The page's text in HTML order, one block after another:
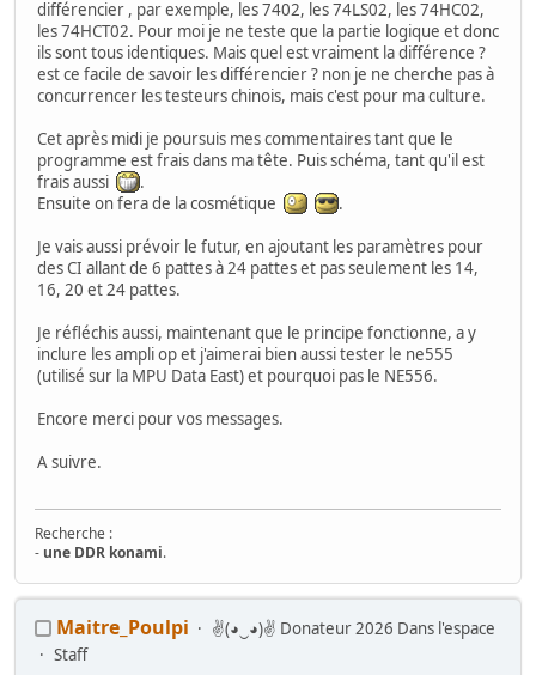
différencier , par exemple, les 7402, les 74LS02, les 74HC02,
les 74HCT02. Pour moi je ne teste que la partie logique et donc
ils sont tous identiques. Mais quel est vraiment la différence ?
est ce facile de savoir les différencier ? non je ne cherche pas à
concurrencer les testeurs chinois, mais c'est pour ma culture.
Cet après midi je poursuis mes commentaires tant que le
programme est frais dans ma tête. Puis schéma, tant qu'il est
frais aussi
.
Ensuite on fera de la cosmétique
.
Je vais aussi prévoir le futur, en ajoutant les paramètres pour
des CI allant de 6 pattes à 24 pattes et pas seulement les 14,
16, 20 et 24 pattes.
Je réfléchis aussi, maintenant que le principe fonctionne, a y
inclure les ampli op et j'aimerai bien aussi tester le ne555
(utilisé sur la MPU Data East) et pourquoi pas le NE556.
Encore merci pour vos messages.
A suivre.
Recherche :
- une DDR konami.
Arcade:Ma première borne JAMMA from scratch-Twin FourTrax
Namco/Atari
Noel 2014 (Wip Humanitaire)
Maitre_Poulpi
✌(◕‿◕)✌ Donateur 2026 Dans l'espace
Staff